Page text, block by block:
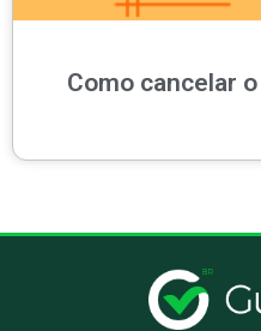
Como cancelar